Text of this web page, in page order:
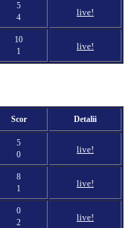
5
4
live!
10
1
live!
Scor Detalii
5
0
live!
8
1
live!
0
2
live!